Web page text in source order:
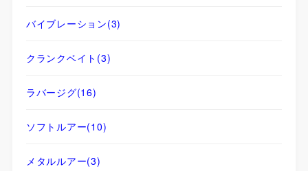
バイブレーション(3)
クランクベイト (3)
ラバージグ(16)
ソフトルアー(10)
メタルルアー(3)